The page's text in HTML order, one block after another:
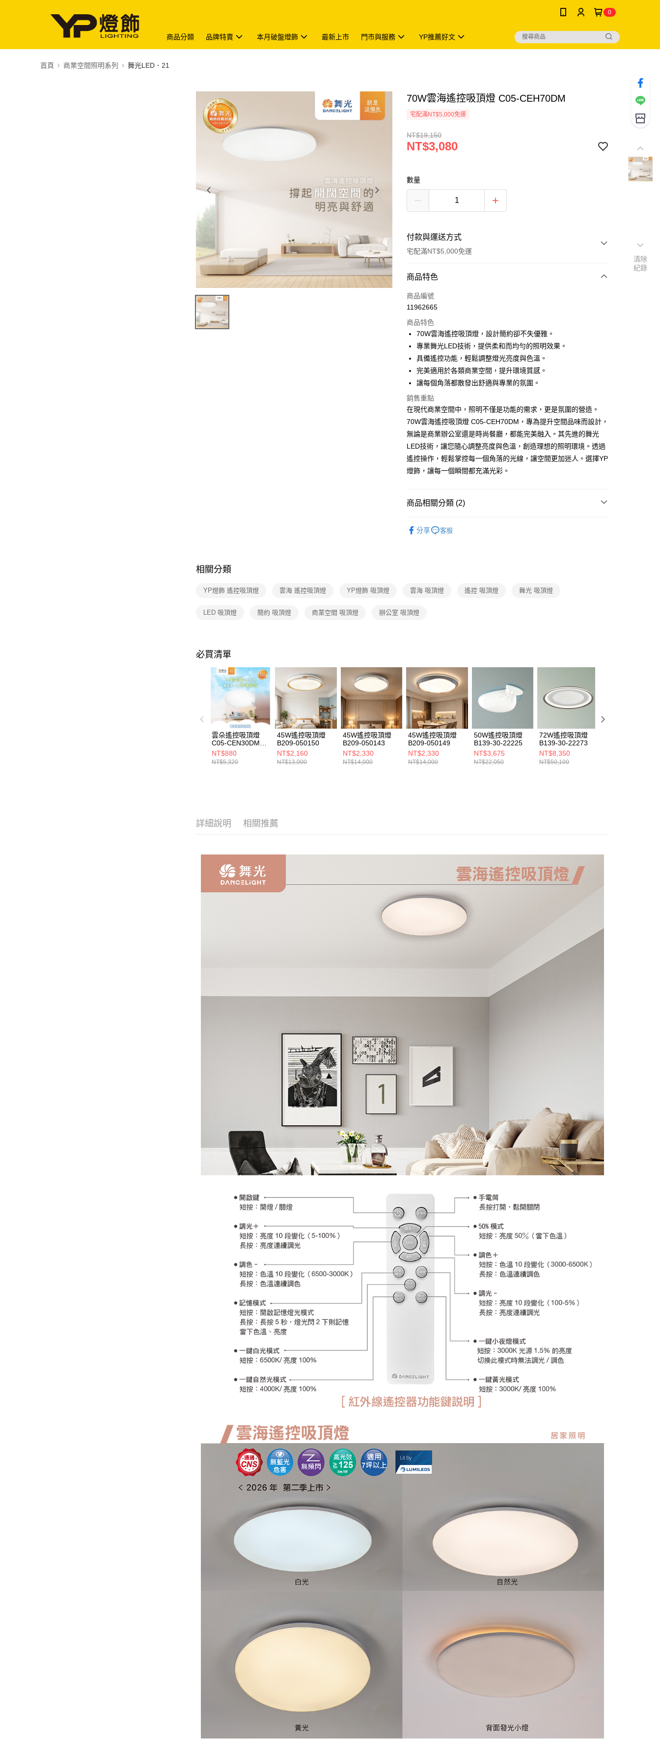
0
商品分類 品牌特賣 本月破盤燈飾 最新上市 門市與服務 YP推薦好文
首頁 商業空間照明系列 舞光LED．21
70W雲海遙控吸頂燈 C05-CEH70DM
宅配滿NT$5,000免運
NT$19,150
NT$3,080
數量
付款與運送方式
宅配滿NT$5,000免運
付款方式
信用卡一次付款
Apple Pay
街口支付
悠遊付
Google Pay
全盈+PAY
AFTEE先享後付
相關說明
【關於「AFTEE先享後付」】
AFTEE先享後付是「在收到商品之後才付款」的支付方式。 讓您購物簡單
便利好安心！
１．簡單：不需註冊會員、不需綁卡、不需儲值。
【「AFTEE先享後付」結帳流程】
２．訂單成立數日內，您將收到繳費通知簡訊。
是否繳費成功／繳費後需取消欲退款等相關疑問，請聯繫「AFTEE先享後
３．未成年的使用者請事先徵得法定代理人或監護人之同意方可使用
「AFTEE先享後付」，若未經同意申辦者引起之損失，本公司不負相關責
任。
４．使用「AFTEE先享後付」時，將依據個別帳號之用戶狀況，依本公司
即時審查核予不同之上限額度；若仍有額度不足之情形，本公司將視審查
結果請求用戶進行身份認證。
５．嚴禁一人註冊多個帳號或使用他人資訊註冊。若發現惡意使用之情
形，恩沛科技股份有限公司將有權停止該用戶之使用額度並採取法律行
動。
ATM付款
新竹貨運宅配
商品特色
商品編號
11962665
商品特色
70W雲海遙控吸頂燈，設計簡約卻不失優雅。
專業舞光LED技術，提供柔和而均勻的照明效果。
具備遙控功能，輕鬆調整燈光亮度與色溫。
完美適用於各類商業空間，提升環境質感。
讓每個角落都散發出舒適與專業的氛圍。
銷售重點
在現代商業空間中，照明不僅是功能的需求，更是氛圍的營造。
70W雲海遙控吸頂燈 C05-CEH70DM，專為提升空間品味而設計，
無論是商業辦公室還是時尚餐廳，都能完美融入。其先進的舞光
LED技術，讓您隨心調整亮度與色溫，創造理想的照明環境。透過
遙控操作，輕鬆掌控每一個角落的光線，讓空間更加迷人。選擇YP
燈飾，讓每一個瞬間都充滿光彩。
商品相關分類 (2)
分享 客服
相關分類
YP燈飾 遙控吸頂燈 雲海 遙控吸頂燈 YP燈飾 吸頂燈 雲海 吸頂燈 遙控 吸頂燈 舞光 吸頂燈
LED 吸頂燈 簡約 吸頂燈 商業空間 吸頂燈 辦公室 吸頂燈
必買清單
雲朵遙控吸頂燈
C05-CEN30DM．
CEN50DM
NT$880
NT$5,320
45W遙控吸頂燈
B209-050150
NT$2,160
NT$13,000
45W遙控吸頂燈
B209-050143
NT$2,330
NT$14,000
45W遙控吸頂燈
B209-050149
NT$2,330
NT$14,000
50W遙控吸頂燈
B139-30-22225
NT$3,675
NT$22,050
72W遙控吸頂燈
B139-30-22273
NT$8,350
NT$50,100
詳細說明 相關推薦
清除
紀錄